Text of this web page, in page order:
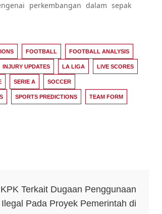
perkembangan dalam sepak
FOOTBALL FOOTBALL ANALYSIS
INJURY UPDATES LA LIGA LIVE SCORES
SERIE A SOCCER
SPORTS PREDICTIONS TEAM FORM
Terkait Dugaan Penggunaan
Pada Proyek Pemerintah di